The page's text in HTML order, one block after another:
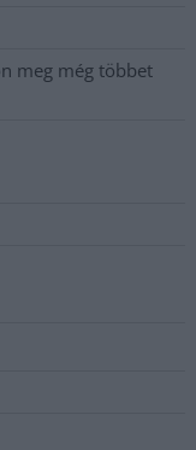
meg még többet